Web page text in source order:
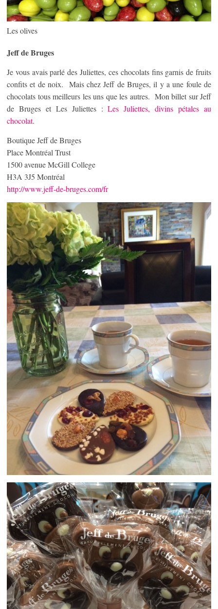
Les olives
Jeff de Bruges
Je vous avais parlé des Juliettes, ces chocolats fins garnis de fruits
confits et de noix. Mais chez Jeff de Bruges, il y a une foule de
chocolats tous meilleurs les uns que les autres. Mon billet sur Jeff
de Bruges et Les Juliettes :Les Juliettes, divins pétales au
chocolat.
Boutique Jeff de Bruges
Place Montréal Trust
1500 avenue McGill College
H3A 3J5 Montréal
http://www.jeff-de-bruges.com/fr